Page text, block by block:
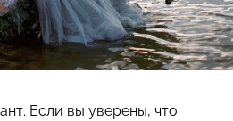
Если вы уверены, что